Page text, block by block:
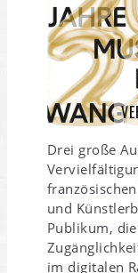
Drei große
und
Publikum,
im digitalen